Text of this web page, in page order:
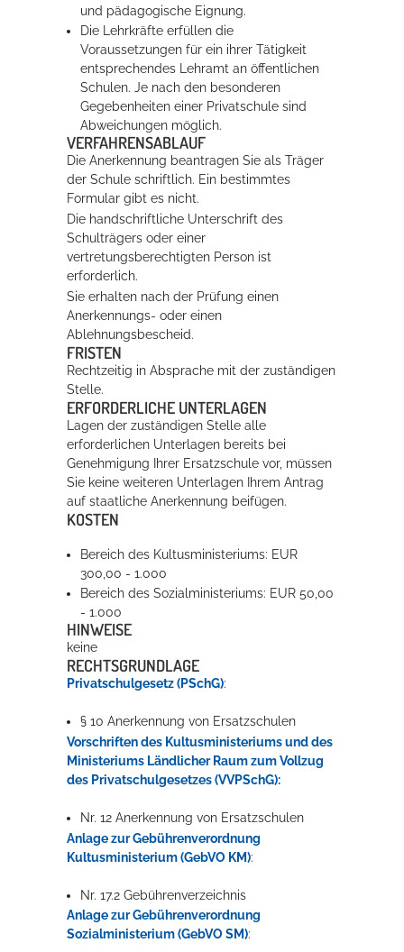
und pädagogische Eignung.
Die Lehrkräfte erfüllen die
Voraussetzungen für ein ihrer Tätigkeit
entsprechendes Lehramt an öffentlichen
Schulen. Je nach den besonderen
Gegebenheiten einer Privatschule sind
Abweichungen möglich.
VERFAHRENSABLAUF
Die Anerkennung beantragen Sie als Träger
der Schule schriftlich. Ein bestimmtes
Formular gibt es nicht.
Die handschriftliche Unterschrift des
Schulträgers oder einer
vertretungsberechtigten Person ist
erforderlich.
Sie erhalten nach der Prüfung einen
Anerkennungs- oder einen
Ablehnungsbescheid.
FRISTEN
Rechtzeitig in Absprache mit der zuständigen
Stelle.
ERFORDERLICHE UNTERLAGEN
Lagen der zuständigen Stelle alle
erforderlichen Unterlagen bereits bei
Genehmigung Ihrer Ersatzschule vor, müssen
Sie keine weiteren Unterlagen Ihrem Antrag
auf staatliche Anerkennung beifügen.
KOSTEN
Bereich des Kultusministeriums: EUR
300,00 - 1.000
Bereich des Sozialministeriums: EUR 50,00
- 1.000
HINWEISE
keine
RECHTSGRUNDLAGE
Privatschulgesetz (PSchG):
§ 10 Anerkennung von Ersatzschulen
Vorschriften des Kultusministeriums und des
Ministeriums Ländlicher Raum zum Vollzug
des Privatschulgesetzes (VVPSchG):
Nr. 12 Anerkennung von Ersatzschulen
Anlage zur Gebührenverordnung
Kultusministerium (GebVO KM):
Nr. 17.2 Gebührenverzeichnis
Anlage zur Gebührenverordnung
Sozialministerium (GebVO SM):